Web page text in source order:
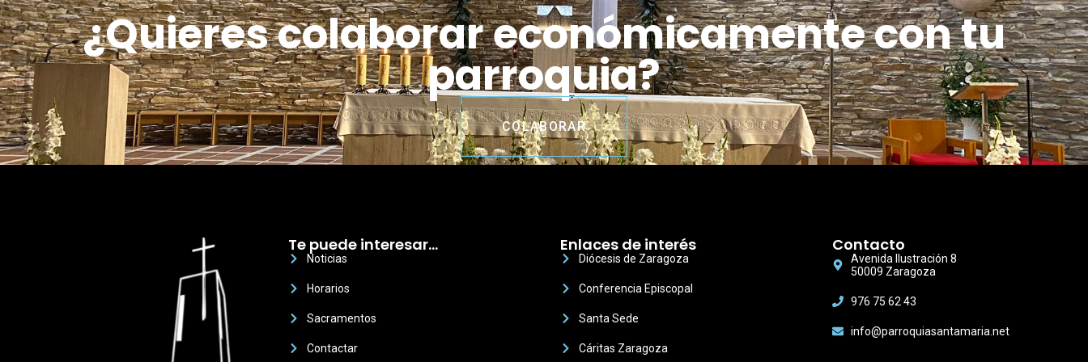
¿Quieres colaborar económicamente con tu
parroquia?
COLABORAR
Te puede interesar…
Noticias
Horarios
Sacramentos
Contactar
Enlaces de interés
Diócesis de Zaragoza
Conferencia Episcopal
Santa Sede
Cáritas Zaragoza
Contacto
Avenida Ilustración 8
50009 Zaragoza
976 75 62 43
info@parroquiasantamaria.net